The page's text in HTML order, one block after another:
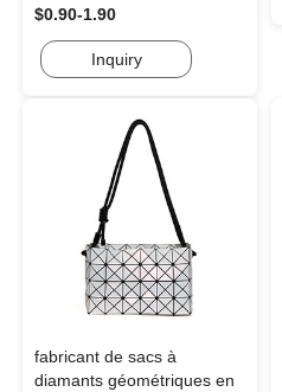
$0.90-1.90
Inquiry
fabricant de sacs à
diamants géométriques en